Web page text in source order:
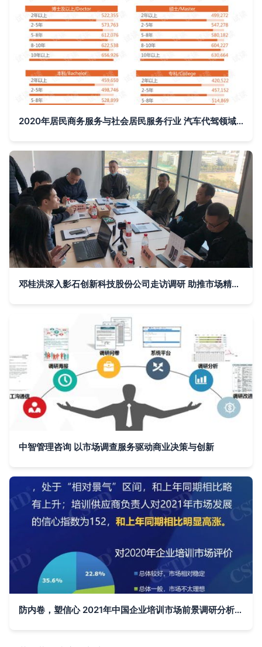
2020年居民商务服务与社会居民服务行业 汽车代驾领域市场调查报告与分析
邓桂洪深入影石创新科技股份公司走访调研 助推市场精准服务升级
中智管理咨询 以市场调查服务驱动商业决策与创新
防内卷，塑信心 2021年中国企业培训市场前景调研分析报告